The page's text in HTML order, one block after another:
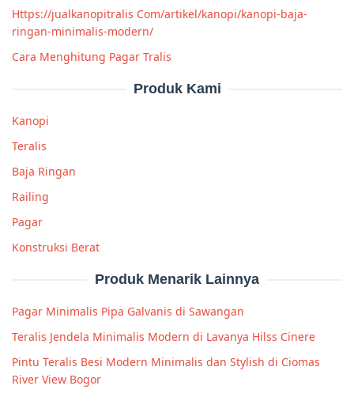
Https://jualkanopitralis Com/artikel/kanopi/kanopi-baja-
ringan-minimalis-modern/
Cara Menghitung Pagar Tralis
Produk Kami
Kanopi
Teralis
Baja Ringan
Railing
Pagar
Konstruksi Berat
Produk Menarik Lainnya
Pagar Minimalis Pipa Galvanis di Sawangan
Teralis Jendela Minimalis Modern di Lavanya Hilss Cinere
Pintu Teralis Besi Modern Minimalis dan Stylish di Ciomas
River View Bogor